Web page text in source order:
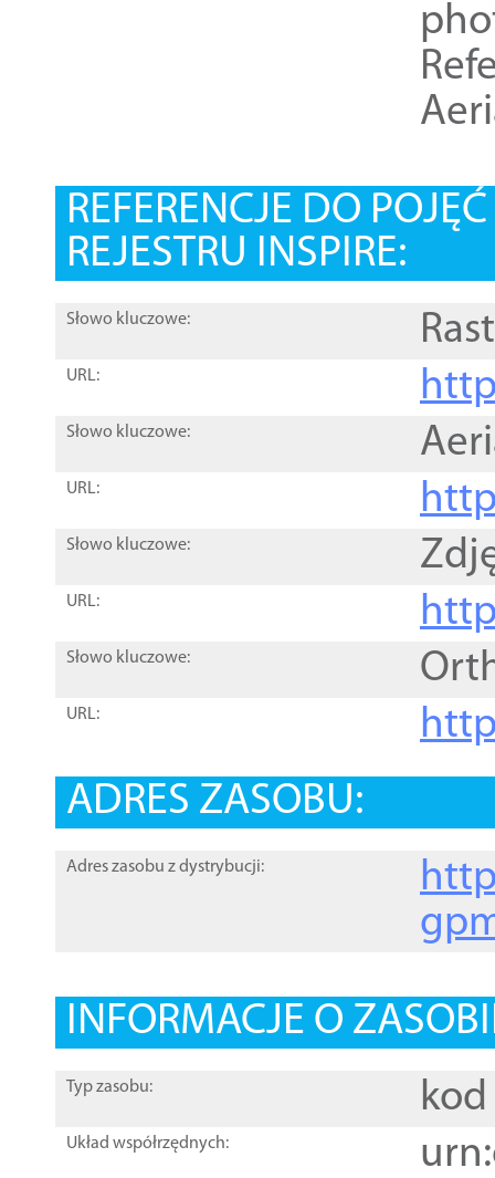
REFERENCJE DO
REJESTRU INSPIRE:
Słowo kluczowe:
URL:
Słowo kluczowe:
URL:
Słowo kluczowe:
URL:
Słowo kluczowe:
URL:
ADRES ZASOBU:
Adres zasobu z dystrybucji:
INFORMACJE O
Typ zasobu: kod
Układ współrzędnych: